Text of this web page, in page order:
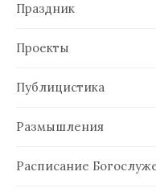
Праздник
Проекты
Публицистика
Размышления
Расписание